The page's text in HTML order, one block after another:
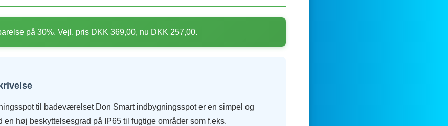
på 30%. Vejl. pris DKK 369,00, nu DKK 257,00.
til badeværelset Don Smart indbygningsspot er en simpel og
en høj beskyttelsesgrad på IP65 til fugtige områder som f.eks.